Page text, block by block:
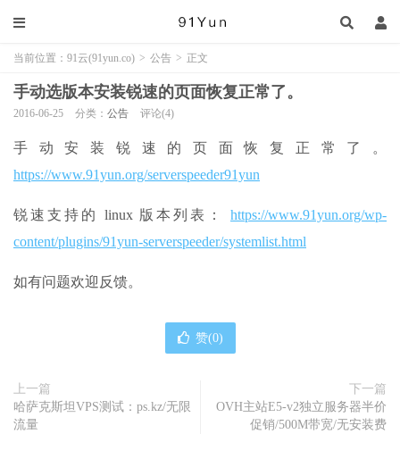
当前位置： 91云(91yun.co) > 公告 > 正文
手动选版本安装锐速的页面恢复正常了。
2016-06-25 分类： 公告 评论(4)
手动安装锐速的页面恢复正常了。
https://www.91yun.org/serverspeeder91yun
锐速支持的 linux 版本列表： https://www.91yun.org/wp-
content/plugins/91yun-serverspeeder/systemlist.html
如有问题欢迎反馈。
赞(0)
上一篇
哈萨克斯坦VPS测试：ps.kz/无限
流量
下一篇
OVH主站E5-v2独立服务器半价
促销/500M带宽/无安装费